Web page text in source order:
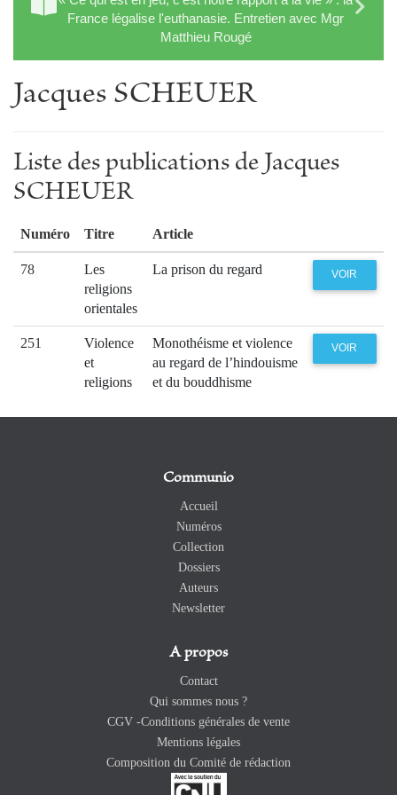
France légalise l'euthanasie. Entretien avec Mgr
Matthieu Rougé
Jacques SCHEUER
Liste des publications de Jacques
SCHEUER
Numéro Titre Article
78
Les
religions
orientales
La prison du regard VOIR
251
Violence
et
religions
Monothéisme et violence
au regard de l’hindouisme
et du bouddhisme
VOIR
Communio
Accueil
Numéros
Collection
Dossiers
Auteurs
Newsletter
A propos
Contact
Qui sommes nous ?
CGV -Conditions générales de vente
Mentions légales
Composition du Comité de rédaction